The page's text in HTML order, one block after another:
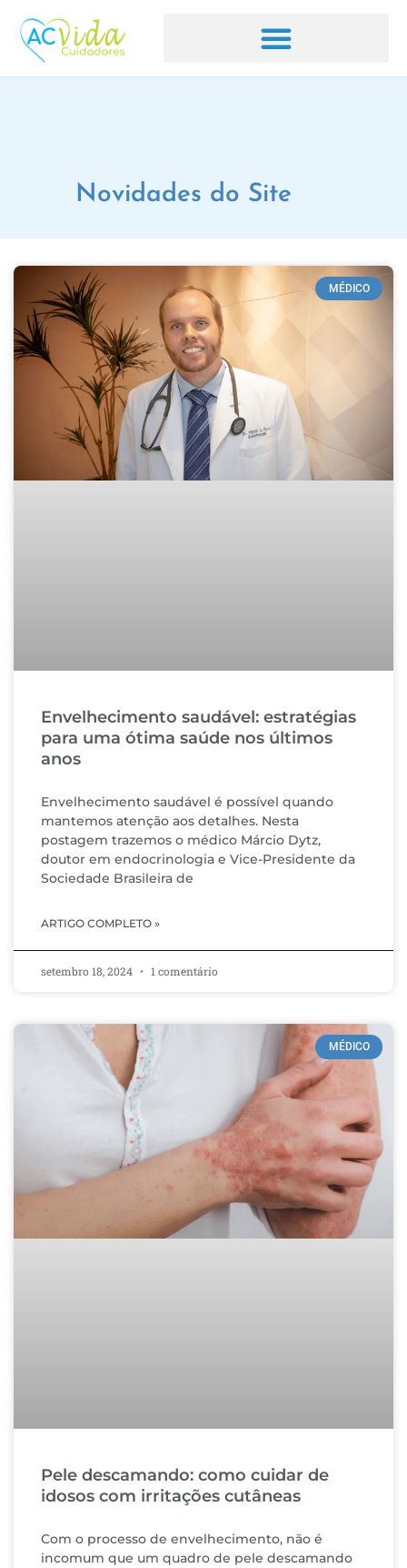
Novidades do Site
MÉDICO
Envelhecimento saudável: estratégias
para uma ótima saúde nos últimos
anos
Envelhecimento saudável é possível quando
mantemos atenção aos detalhes. Nesta
postagem trazemos o médico Márcio Dytz,
doutor em endocrinologia e Vice-Presidente da
Sociedade Brasileira de
ARTIGO COMPLETO »
setembro 18, 2024 1 comentário
MÉDICO
Pele descamando: como cuidar de
idosos com irritações cutâneas
Com o processo de envelhecimento, não é
incomum que um quadro de pele descamando